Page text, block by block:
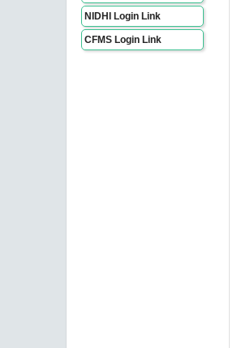
NIDHI Login Link
CFMS Login Link